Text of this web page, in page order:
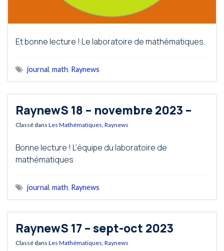
Et bonne lecture ! Le laboratoire de mathématiques.
journal, math, Raynews
RaynewS 18 – novembre 2023 –
Classé dans Les Mathématiques Raynews
Bonne lecture ! L’équipe du laboratoire de
mathématiques
journal, math, Raynews
RaynewS 17 – sept-oct 2023
Classé dans Les Mathématiques Raynews